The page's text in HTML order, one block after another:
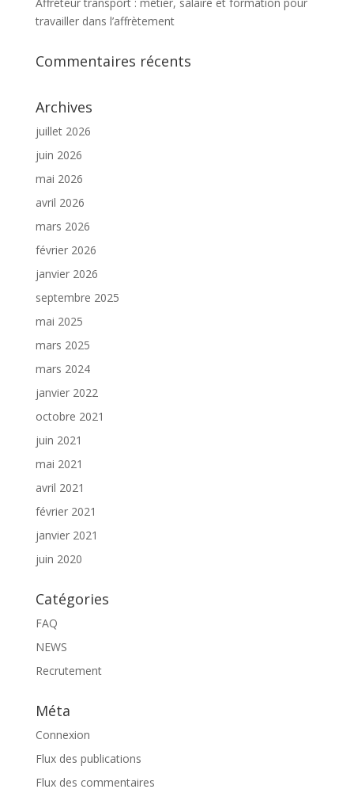
travailler dans l’affrètement
Commentaires récents
Archives
juillet 2026
juin 2026
mai 2026
avril 2026
mars 2026
février 2026
janvier 2026
septembre 2025
mai 2025
mars 2025
mars 2024
janvier 2022
octobre 2021
juin 2021
mai 2021
avril 2021
février 2021
janvier 2021
juin 2020
Catégories
FAQ
NEWS
Recrutement
Méta
Connexion
Flux des publications
Flux des commentaires